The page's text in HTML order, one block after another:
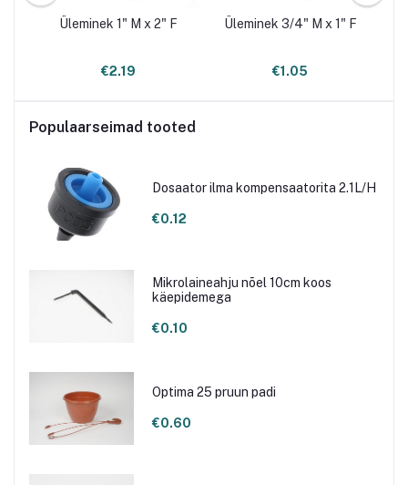
Üleminek 1" M x 2" F
€2.19
Üleminek 3/4" M x 1" F
€1.05
Populaarseimad tooted
Dosaator ilma kompensaatorita 2.1L/H
€0.12
Mikrolaineahju nõel 10cm koos
käepidemega
€0.10
Optima 25 pruun padi
€0.60